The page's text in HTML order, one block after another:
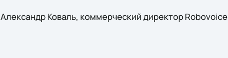
Александр Коваль, коммерческий директор Robovoice